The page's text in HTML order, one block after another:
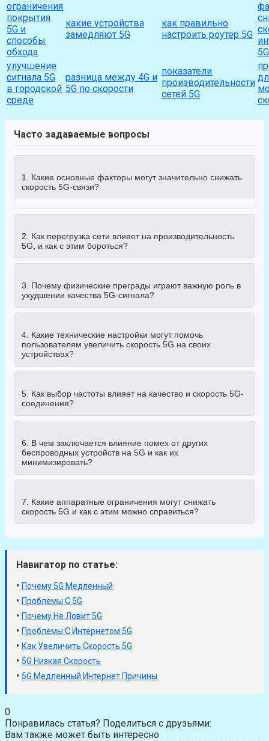
ограничения
покрытия
5G и
способы
обхода
какие устройства
замедляют 5G
как правильно
настроить роутер 5G
5G
улучшение
сигнала 5G
в городской
среде
разница между 4G и
5G по скорости
показатели
производительности
сетей 5G
Часто задаваемые вопросы
1. Какие основные факторы могут значительно снижать
скорость 5G-связи?
2. Как перегрузка сети влияет на производительность
5G, и как с этим бороться?
3. Почему физические преграды играют важную роль в
ухудшении качества 5G-сигнала?
4. Какие технические настройки могут помочь
пользователям увеличить скорость 5G на своих
устройствах?
5. Как выбор частоты влияет на качество и скорость 5G-
соединения?
6. В чем заключается влияние помех от других
беспроводных устройств на 5G и как их
минимизировать?
7. Какие аппаратные ограничения могут снижать
скорость 5G и как с этим можно справиться?
Навигатор по статье:
• Почему 5G Медленный
• Проблемы С 5G
• Почему Не Ловит 5G
• Проблемы С Интернетом 5G
• Как Увеличить Скорость 5G
• 5G Низкая Скорость
• 5G Медленный Интернет Причины
0
Понравилась статья? Поделиться с друзьями:
Вам также может быть интересно